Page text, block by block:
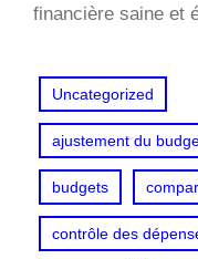
financière saine et
Uncategorized
ajustement du
budgets
contrôle des